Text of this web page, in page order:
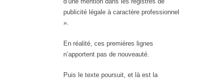
publicité légale à caractère professionnel
».
En réalité, ces premières lignes
n’apportent pas de nouveauté.
Puis le texte poursuit, et là est la